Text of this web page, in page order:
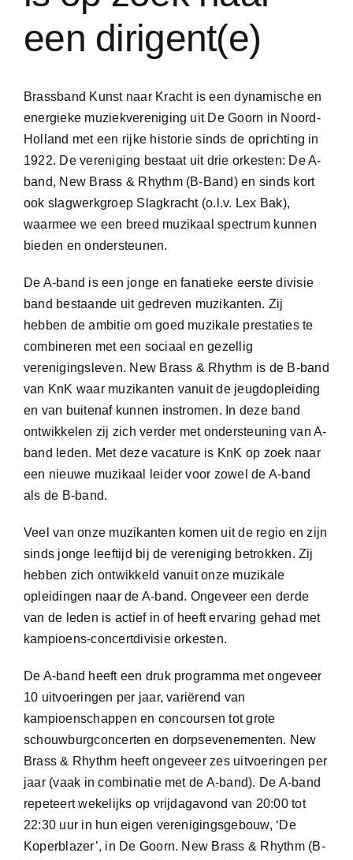
een dirigent(e)
Brassband Kunst naar Kracht is een dynamische en
energieke muziekvereniging uit De Goorn in Noord-
Holland met een rijke historie sinds de oprichting in
1922. De vereniging bestaat uit drie orkesten: De A-
band, New Brass & Rhythm (B-Band) en sinds kort
ook slagwerkgroep Slagkracht (o.l.v. Lex Bak),
waarmee we een breed muzikaal spectrum kunnen
bieden en ondersteunen.
De A-band is een jonge en fanatieke eerste divisie
band bestaande uit gedreven muzikanten. Zij
hebben de ambitie om goed muzikale prestaties te
combineren met een sociaal en gezellig
verenigingsleven. New Brass & Rhythm is de B-band
van KnK waar muzikanten vanuit de jeugdopleiding
en van buitenaf kunnen instromen. In deze band
ontwikkelen zij zich verder met ondersteuning van A-
band leden. Met deze vacature is KnK op zoek naar
een nieuwe muzikaal leider voor zowel de A-band
als de B-band.
Veel van onze muzikanten komen uit de regio en zijn
sinds jonge leeftijd bij de vereniging betrokken. Zij
hebben zich ontwikkeld vanuit onze muzikale
opleidingen naar de A-band. Ongeveer een derde
van de leden is actief in of heeft ervaring gehad met
kampioens-concertdivisie orkesten.
De A-band heeft een druk programma met ongeveer
10 uitvoeringen per jaar, variërend van
kampioenschappen en concoursen tot grote
schouwburgconcerten en dorpsevenementen. New
Brass & Rhythm heeft ongeveer zes uitvoeringen per
jaar (vaak in combinatie met de A-band). De A-band
repeteert wekelijks op vrijdagavond van 20:00 tot
22:30 uur in hun eigen verenigingsgebouw, ‘De
Koperblazer’, in De Goorn. New Brass & Rhythm (B-